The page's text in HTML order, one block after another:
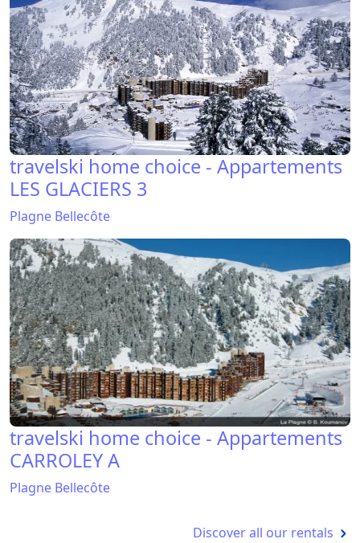
travelski home choice - Appartements
LES GLACIERS 3
Plagne Bellecôte
travelski home choice - Appartements
CARROLEY A
Plagne Bellecôte
Discover all our rentals